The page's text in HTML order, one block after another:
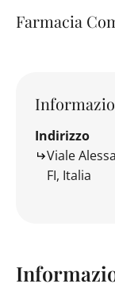
Farmacia
Indirizzo
Viale
FI, Italia